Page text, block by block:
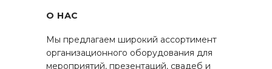
О НАС
Мы предлагаем широкий ассортимент
организационного оборудования для
мероприятий, презентаций, свадеб и